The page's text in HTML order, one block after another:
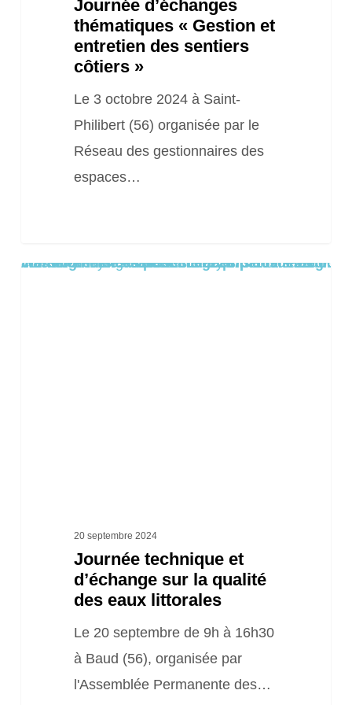
Journée d’échanges
thématiques « Gestion et
entretien des sentiers
côtiers »
Le 3 octobre 2024 à Saint-
Philibert (56) organisée par le
Réseau des gestionnaires des
espaces…
Warning: Trying to access array offset on false in
/home/clients/8aa1c55cc0e222673f109de22dd0ea8a/sites/2025.locationsiteweb.eu/wp-content/themes/salient/includes/partials/blog/styles/masonry-classic-enhanced/post-image.phpon line61
Journée
20 septembre 2024
Journée technique et
d’échange sur la qualité
des eaux littorales
Le 20 septembre de 9h à 16h30
à Baud (56), organisée par
l'Assemblée Permanente des…